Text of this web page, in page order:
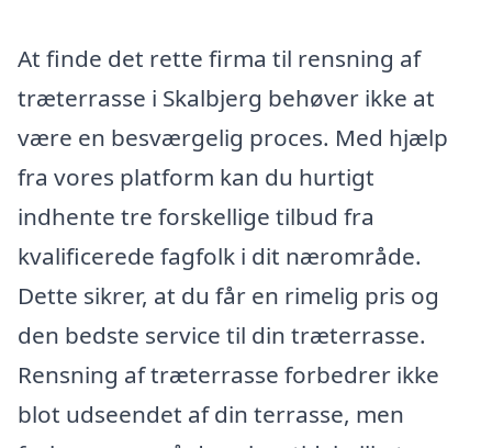
At finde det rette firma til rensning af
træterrasse i Skalbjerg behøver ikke at
være en besværgelig proces. Med hjælp
fra vores platform kan du hurtigt
indhente tre forskellige tilbud fra
kvalificerede fagfolk i dit nærområde.
Dette sikrer, at du får en rimelig pris og
den bedste service til din træterrasse.
Rensning af træterrasse forbedrer ikke
blot udseendet af din terrasse, men